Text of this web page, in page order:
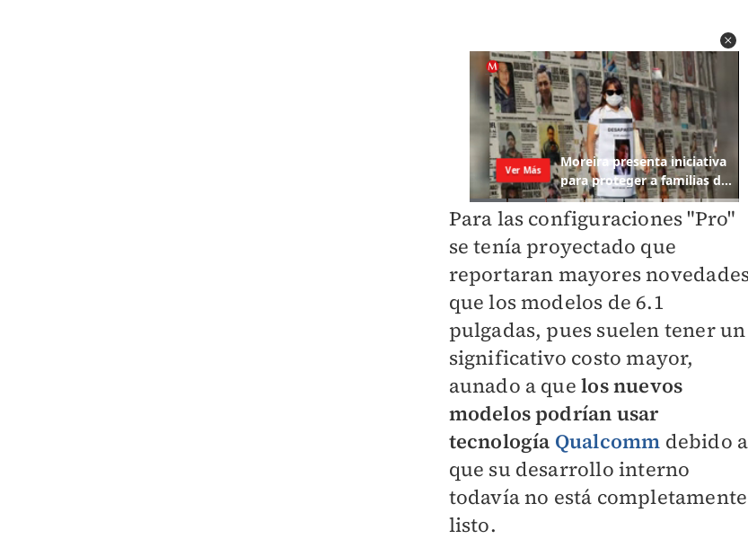
Para las configuraciones "Pro"
se tenía proyectado que
reportaran mayores
que los modelos de 6.1
pulgadas, pues suelen tener un
significativo costo mayor,
aunado a quelos nuevos
modelos podrían usar
tecnología Qualcomm debido a
que su desarrollo interno
todavía no está completamente
listo.